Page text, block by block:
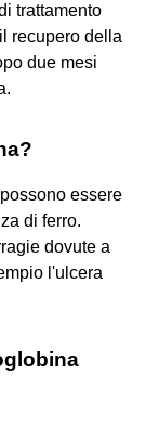
trattamento
recupero della
due mesi
essere
di ferro.
dovute a
l'ulcera